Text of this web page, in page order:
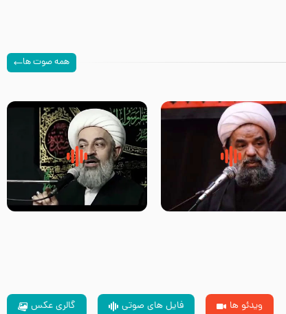
همه صوت ها
سلام جوانی که امام حسین علیه
السلام خودش جوابش را دادند
زیارتی که اسباب رزق زیاد و عمر
طولانی است حجت السلام حسین
ویدئو ها فایل های صوتی گالری عکس